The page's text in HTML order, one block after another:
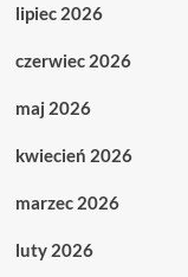
lipiec 2026
czerwiec 2026
maj 2026
kwiecień 2026
marzec 2026
luty 2026